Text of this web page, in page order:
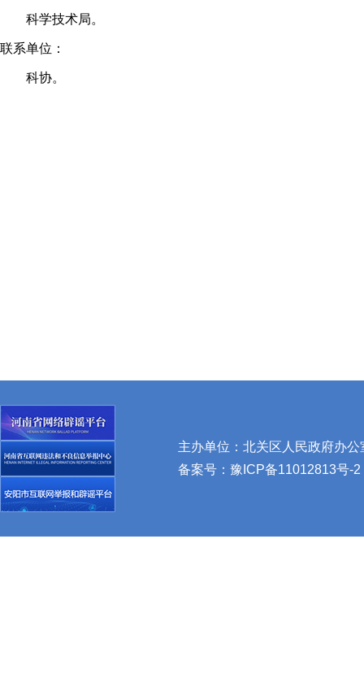
科学技术局。
联系单位：
科协。
主办单位：北关区人民政府办
备案号： 豫ICP备11012813号-2